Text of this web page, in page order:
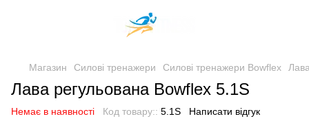
Магазин Силові тренажери Силові тренажери Bowflex
Лава регульована Bowflex 5.1S
Немає в наявності Код товару:: 5.1S Написати відгук